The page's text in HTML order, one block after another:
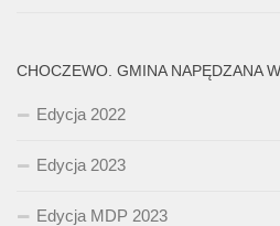
CHOCZEWO. GMINA NAPĘDZANA
Edycja 2022
Edycja 2023
Edycja MDP 2023